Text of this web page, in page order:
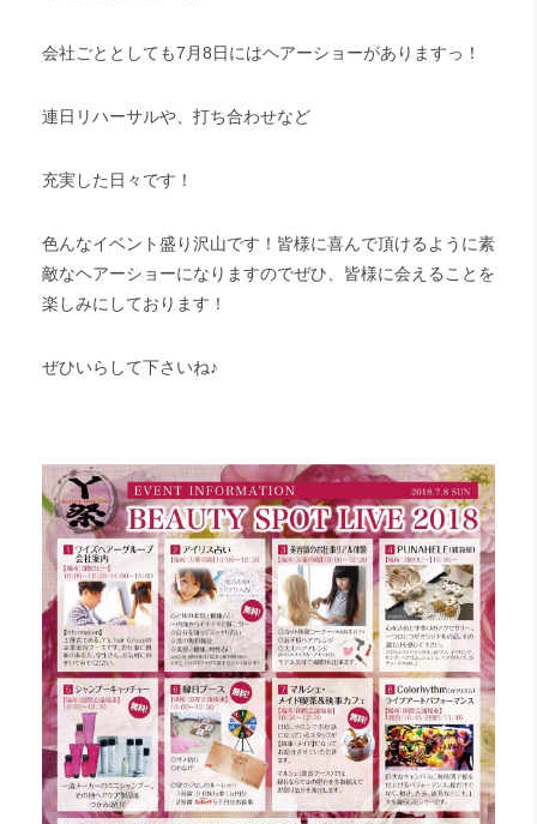
会社ごととしても7月8日にはヘアーショーがありますっ！
連日リハーサルや、打ち合わせなど
充実した日々です！
色んなイベント盛り沢山です！皆様に喜んで頂けるように素
敵なヘアーショーになりますのでぜひ、皆様に会えることを
楽しみにしております！
ぜひいらして下さいね♪